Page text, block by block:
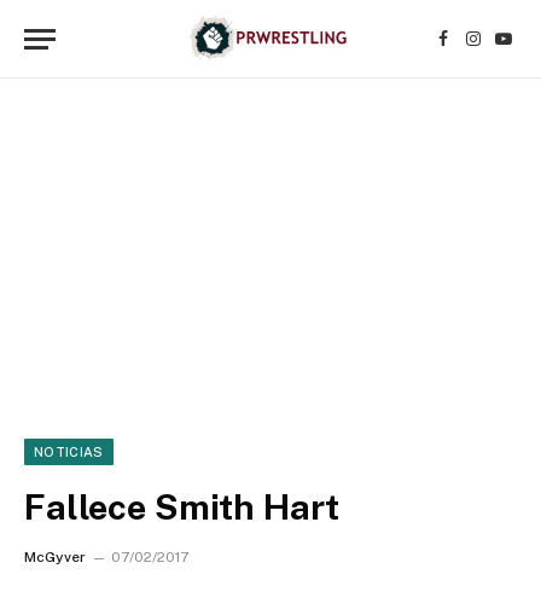
Facebook
NOTICIAS
Fallece Smith Hart
McGyver 07/02/2017